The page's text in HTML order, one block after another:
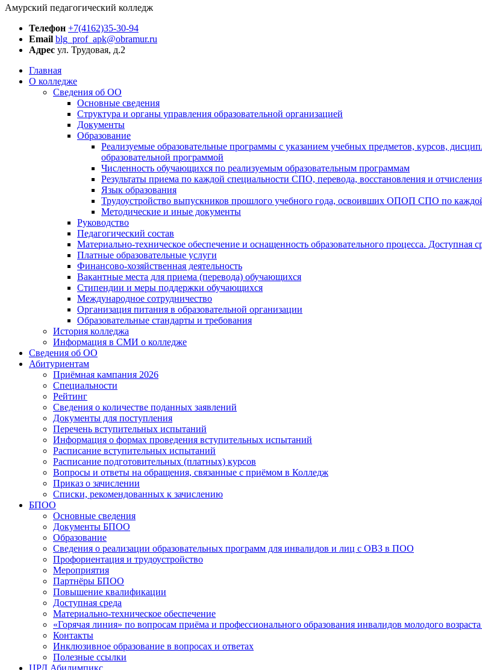
Амурский педагогический колледж
Телефон +7(4162)35-30-94
Email blg_prof_apk@obramur.ru
Адрес ул. Трудовая, д.2
Главная
О колледже
Сведения об ОО
Основные сведения
Структура и органы управления образовательной организацией
Документы
Образование
Реализуемые образовательные программы с указанием учебных предметов, курсов,
образовательной программой
Численность обучающихся по реализуемым образовательным программам
Результаты приема по каждой специальности СПО, перевода, восстановления и
Язык образования
Трудоустройство выпускников прошлого учебного года, освоивших ОПОП СПО по
Методические и иные документы
Руководство
Педагогический состав
Материально-техническое обеспечение и оснащенность образовательного процесса. Доступная
Платные образовательные услуги
Финансово-хозяйственная деятельность
Вакантные места для приема (перевода) обучающихся
Стипендии и меры поддержки обучающихся
Международное сотрудничество
Организация питания в образовательной организации
Образовательные стандарты и требования
История колледжа
Информация в СМИ о колледже
Сведения об ОО
Абитуриентам
Приёмная кампания 2026
Специальности
Рейтинг
Сведения о количестве поданных заявлений
Документы для поступления
Перечень вступительных испытаний
Информация о формах проведения вступительных испытаний
Расписание вступительных испытаний
Расписание подготовительных (платных) курсов
Вопросы и ответы на обращения, связанные с приёмом в Колледж
Приказ о зачислении
Списки, рекомендованных к зачислению
БПОО
Основные сведения
Документы БПОО
Образование
Сведения о реализации образовательных программ для инвалидов и лиц с ОВЗ в ПОО
Профориентация и трудоустройство
Мероприятия
Партнёры БПОО
Повышение квалификации
Доступная среда
Материально-техническое обеспечение
«Горячая линия» по вопросам приёма и профессионального образования инвалидов молодого
Контакты
Инклюзивное образование в вопросах и ответах
Полезные ссылки
ЦРД Абилимпикс